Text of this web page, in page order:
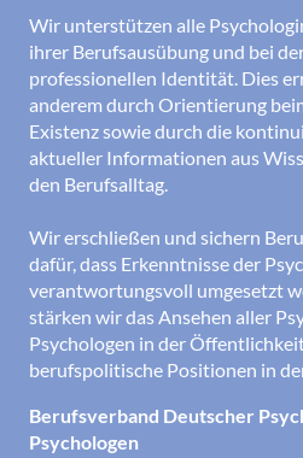
Wir unterstützen alle
ihrer Berufsausübung und bei
professionellen Identität. Dies
anderem durch Orientierung
Existenz sowie durch die
aktueller Informationen aus
den Berufsalltag.
Wir erschließen und sichern
dafür, dass Erkenntnisse der
verantwortungsvoll umgesetzt
stärken wir das Ansehen aller
Psychologen in der
berufspolitische Positionen in
Berufsverband Deutscher
Psychologen